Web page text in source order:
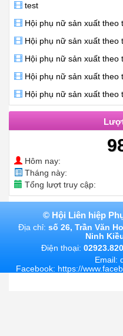
test
Hội phụ nữ sản xuất theo
Hội phụ nữ sản xuất theo
Hội phụ nữ sản xuất theo
Hội phụ nữ sản xuất theo
Hội phụ nữ sản xuất theo
Hôm nay:
Tháng này:
Tổng lượt truy cập:
© Hội Liên hiệp
Địa chỉ: số 26, Trần Văn
Ninh
Điện thoại:
Email:
Facebook: https://